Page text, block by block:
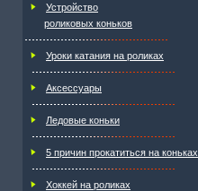
Устройство
роликовых коньков
Уроки катания на роликах
Аксессуары
Ледовые коньки
5 причин прокатиться на коньках
Хоккей на роликах